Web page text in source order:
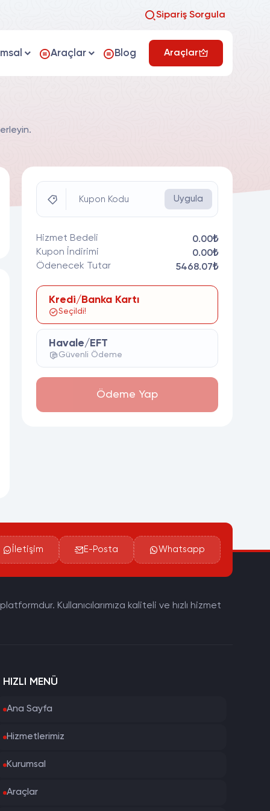
Sipariş Sorgula
Araçlar Blog Araçlar
Kupon Kodu Uygula
Hizmet Bedeli
0.00₺
Kupon İndirimi
0.00₺
Ödenecek Tutar
5468.07₺
Kredi/Banka Kartı
Seçildi!
Havale/EFT
Güvenli Ödeme
Ödeme Yap
İletişim E-Posta Whatsapp
Kullanıcılarımıza kaliteli ve hızlı hizmet
HIZLI MENÜ
Ana Sayfa
Hizmetlerimiz
Kurumsal
Araçlar